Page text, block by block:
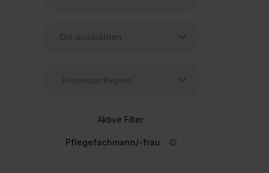
Aktive Filter:
Pflegefachmann/-frau